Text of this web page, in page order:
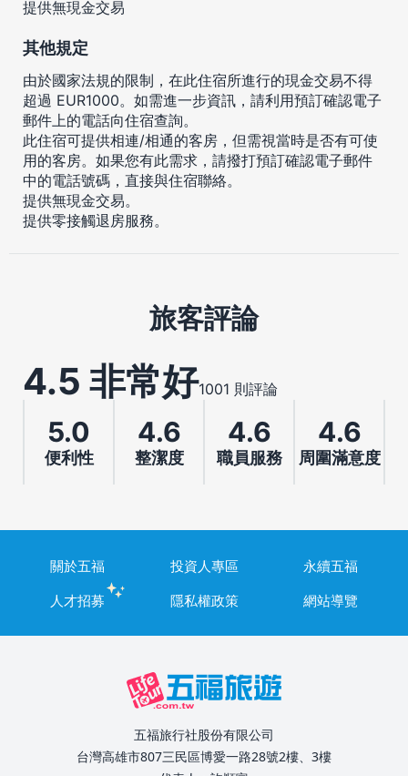
提供無現金交易
其他規定
由於國家法規的限制，在此住宿所進行的現金交易不得
超過 EUR1000。如需進一步資訊，請利用預訂確認電子
郵件上的電話向住宿查詢。
此住宿可提供相連/相通的客房，但需視當時是否有可使
用的客房。如果您有此需求，請撥打預訂確認電子郵件
中的電話號碼，直接與住宿聯絡。
提供無現金交易。
提供零接觸退房服務。
旅客評論
4.5 非常好1001 則評論
5.0
便利性
4.6
整潔度
4.6
職員服務
4.6
周圍滿意度
關於五福 投資人專區
永續五福
人才招募
隱私權政策 網站導覽
五福旅行社股份有限公司
台灣高雄市807三民區博愛一路28號2樓、3樓